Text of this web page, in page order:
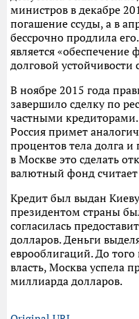
министров в декабре
погашение ссуды, а в
бессрочно продлила
является «обеспечение
долговой устойчивости
В ноябре 2015 года
завершило сделку по
частными
Россия примет
процентов тела долга
в Москве это сделать
валютный фонд
Кредит был выдан
президентом страны
согласилась
долларов. Деньги
еврооблигаций. До
власть, Москва успела
миллиарда долларов.